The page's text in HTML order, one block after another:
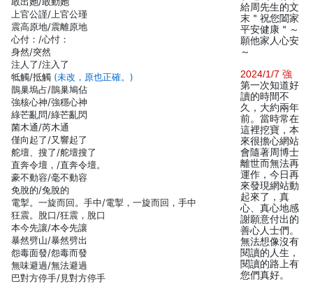
上官公謹/上官公瑾
震高原地/震離原地
心付：/心忖：
身然/突然
注人了/注入了
牴觸/抵觸 (未改，原也正確。)
鵲巢塢占/鵲巢鳩佔
強核心神/強穩心神
綠芒亂問/綠芒亂閃
菌木通/芮木通
僅向起了/又響起了
舵壇、搜了/舵壇搜了
直奔令壇，/直奔令壇。
豪不動容/毫不動容
免脫的/兔脫的
電掣。一旋而回。手中/電掣，一旋而回，手中
狂震。脫口/狂震，脫口
本今先讓/本令先讓
暴然劈山/暴然劈出
怨毒面發/怨毒而發
無味避過/無法避過
巴對方停手/見對方停手
給周先生的文
末＂祝您闔家
平安健康＂～
願他家人心安
～
2024/1/7 強
第一次知道好
讀的時間不
久，大約兩年
前。當時常在
這裡挖寶，本
來很擔心網站
會隨著周博士
離世而無法再
運作，今日再
來發現網站動
起來了，真
心、真心地感
謝願意付出的
善心人士們。
無法想像沒有
閱讀的人生，
閱讀的路上有
您們真好。